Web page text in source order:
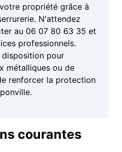
propriété grâce à
N'attendez
au 06 07 80 63 35 et
professionnels.
disposition pour
métalliques ou de
renforcer la protection
courantes